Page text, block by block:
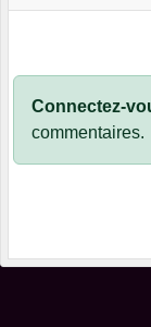
Connectez-
commentaires.